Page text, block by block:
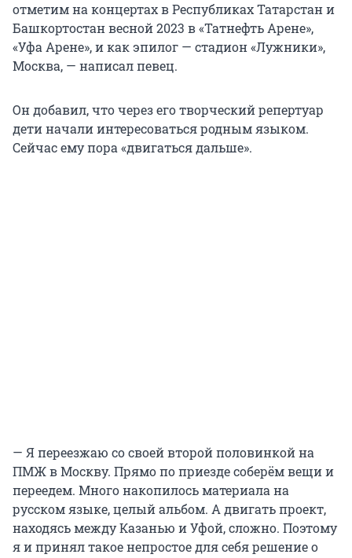
отметим на концертах в Республиках Татарстан и
Башкортостан весной 2023 в «Татнефть Арене»,
«Уфа Арене», и как эпилог — стадион «Лужники»,
Москва, — написал певец.
Он добавил, что через его творческий репертуар
дети начали интересоваться родным языком.
Сейчас ему пора «двигаться дальше».
— Я переезжаю со своей второй половинкой на
ПМЖ в Москву. Прямо по приезде соберём вещи и
переедем. Много накопилось материала на
русском языке, целый альбом. А двигать проект,
находясь между Казанью и Уфой, сложно. Поэтому
я и принял такое непростое для себя решение о